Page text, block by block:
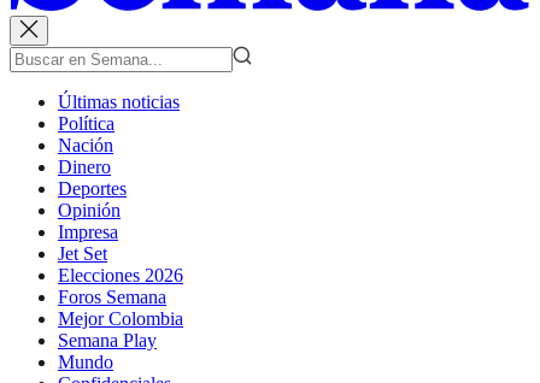
Últimas noticias
Política
Nación
Dinero
Deportes
Opinión
Impresa
Jet Set
Elecciones 2026
Foros Semana
Mejor Colombia
Semana Play
Mundo